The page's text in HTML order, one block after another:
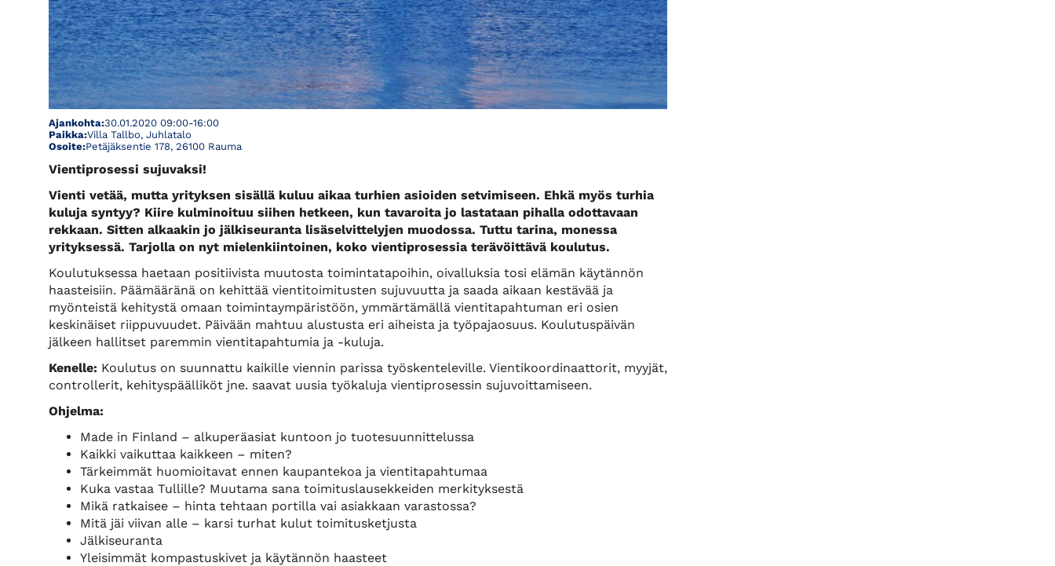
Ajankohta:30.01.2020 09:00-16:00
Paikka:Villa Tallbo, Juhlatalo
Osoite:Petäjäksentie 178, 26100 Rauma
Vientiprosessi sujuvaksi!
Vienti vetää, mutta yrityksen sisällä kuluu aikaa turhien asioiden setvimiseen. Ehkä myös turhia
kuluja syntyy? Kiire kulminoituu siihen hetkeen, kun tavaroita jo lastataan pihalla odottavaan
rekkaan. Sitten alkaakin jo jälkiseuranta lisäselvittelyjen muodossa. Tuttu tarina, monessa
yrityksessä. Tarjolla on nyt mielenkiintoinen, koko vientiprosessia terävöittävä koulutus.
Koulutuksessa haetaan positiivista muutosta toimintatapoihin, oivalluksia tosi elämän käytännön
haasteisiin. Päämääränä on kehittää vientitoimitusten sujuvuutta ja saada aikaan kestävää ja
myönteistä kehitystä omaan toimintaympäristöön, ymmärtämällä vientitapahtuman eri osien
keskinäiset riippuvuudet. Päivään mahtuu alustusta eri aiheista ja työpajaosuus. Koulutuspäivän
jälkeen hallitset paremmin vientitapahtumia ja -kuluja.
Kenelle: Koulutus on suunnattu kaikille viennin parissa työskenteleville. Vientikoordinaattorit, myyjät,
controllerit, kehityspäälliköt jne. saavat uusia työkaluja vientiprosessin sujuvoittamiseen.
Ohjelma:
Made in Finland – alkuperäasiat kuntoon jo tuotesuunnittelussa
Kaikki vaikuttaa kaikkeen – miten?
Tärkeimmät huomioitavat ennen kaupantekoa ja vientitapahtumaa
Kuka vastaa Tullille? Muutama sana toimituslausekkeiden merkityksestä
Mikä ratkaisee – hinta tehtaan portilla vai asiakkaan varastossa?
Mitä jäi viivan alle – karsi turhat kulut toimitusketjusta
Jälkiseuranta
Yleisimmät kompastuskivet ja käytännön haasteet